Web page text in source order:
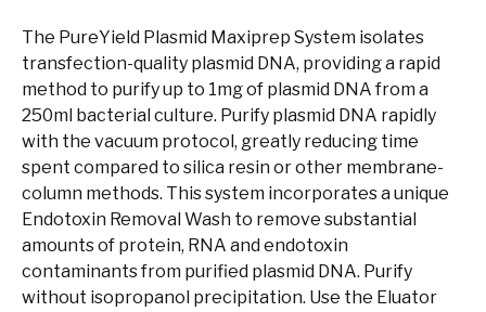
The PureYield Plasmid Maxiprep System isolates
transfection-quality plasmid DNA, providing a rapid
method to purify up to 1mg of plasmid DNA from a
250ml bacterial culture. Purify plasmid DNA rapidly
with the vacuum protocol, greatly reducing time
spent compared to silica resin or other membrane-
column methods. This system incorporates a unique
Endotoxin Removal Wash to remove substantial
amounts of protein, RNA and endotoxin
contaminants from purified plasmid DNA. Purify
without isopropanol precipitation. Use the Eluator